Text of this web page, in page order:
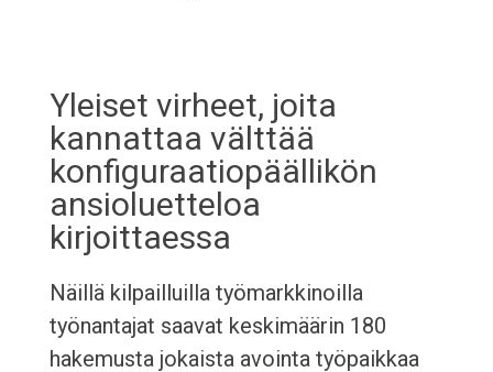
Yleiset virheet, joita
kannattaa välttää
konfiguraatiopäällikön
ansioluetteloa
kirjoittaessa
Näillä kilpailluilla työmarkkinoilla
työnantajat saavat keskimäärin 180
hakemusta jokaista avointa työpaikkaa